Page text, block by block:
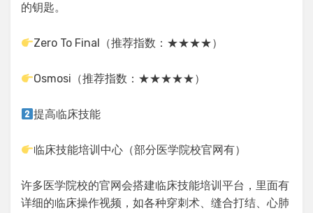
的钥匙。
Zero To Final（推荐指数：★★★★）
Osmosi（推荐指数：★★★★★）
提高临床技能
临床技能培训中心（部分医学院校官网有）
许多医学院校的官网会搭建临床技能培训平台，里面有
详细的临床操作视频，如各种穿刺术、缝合打结、心肺